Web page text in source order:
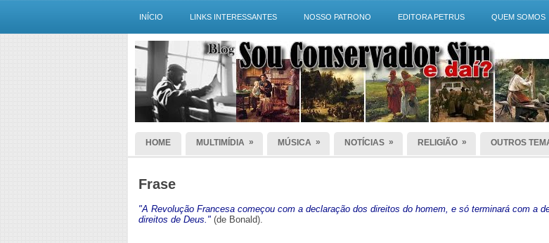
INÍCIO LINKS INTERESSANTES NOSSO PATRONO EDITORA PETRUS QUEM SOMOS
HOME MULTIMÍDIA » MÚSICA » NOTÍCIAS » RELIGIÃO » OUTROS
Frase
"A Revolução Francesa começou com a declaração dos direitos do homem, e só terminará com a
direitos de Deus." (de Bonald).